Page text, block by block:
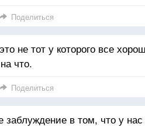
Поделиться
не тот у которого все
что.
Поделиться
в том, что у